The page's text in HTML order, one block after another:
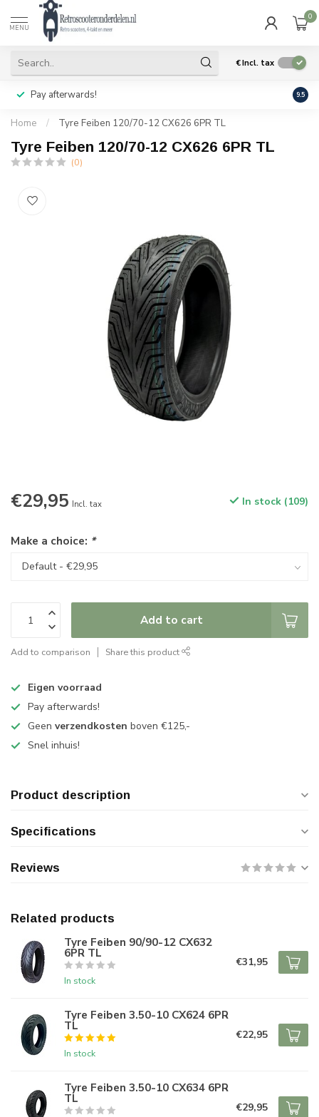
MENU
0
€Incl. tax
Pay afterwards! Geen
9.5
Home / Tyre Feiben 120/70-12 CX626 6PR TL
Tyre Feiben 120/70-12 CX626 6PR TL
(0)
€29,95 Incl. tax In stock (109)
Make a choice: *
Add to cart
Add to comparison Share this product
Eigen voorraad
Pay afterwards!
Geen verzendkosten boven €125,-
Snel inhuis!
Product description
Specifications
Reviews
Related products
Tyre Feiben 90/90-12 CX632
6PR TL
In stock
€31,95
Tyre Feiben 3.50-10 CX624 6PR
TL
In stock
€22,95
Tyre Feiben 3.50-10 CX634 6PR
TL
€29,95